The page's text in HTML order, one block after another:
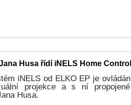
Husa řídí iNELS Home Control
iNELS od ELKO EP je
projekce a s ní
Husa.